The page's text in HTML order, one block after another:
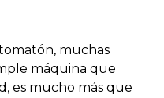
muchas
máquina que
es mucho más que